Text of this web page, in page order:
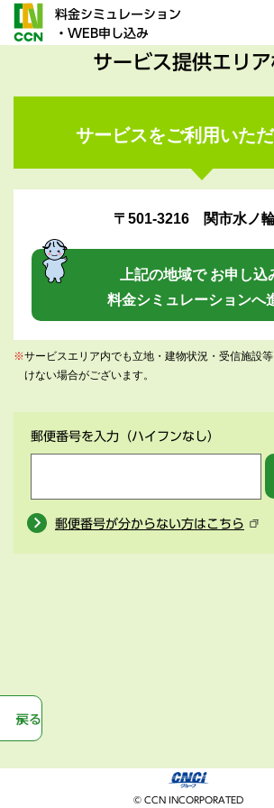
料金シミュレーション
・WEB申し込み
サービス提供エリ
サービスをご利用いた
〒501-3216 関市水ノ
上記の地域で お申し込
料金シミュレーションへ
※サービスエリア内でも立地・建物状況・受信施設
けない場合がございます。
郵便番号を入力 （ハイフンなし）
郵便番号が分からない方はこちら
戻る
© CCN INCORPORATED